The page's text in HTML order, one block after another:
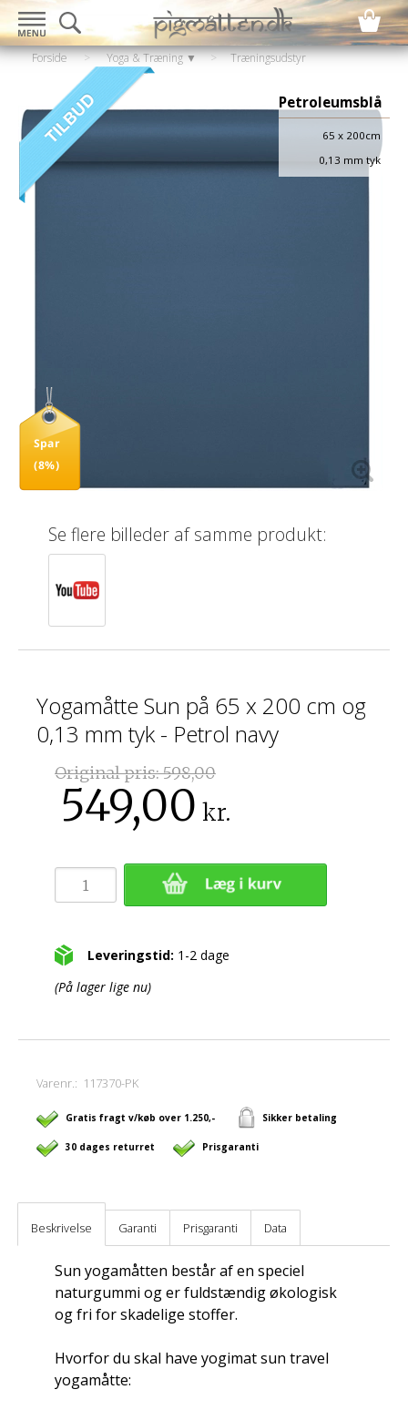
Forside > Yoga & Træning ▼ >
Træningsudstyr
Træningsmåtte
Petroleumsblå
65 x 200cm
0,13 mm tyk
Spar
(8%)
Se flere billeder af samme produkt:
Yogamåtte Sun på 65 x 200 cm og
0,13 mm tyk - Petrol navy
Original pris:598,00
549,00 kr.
Leveringstid: 1-2 dage
(På lager lige nu)
Varenr.: 117370-PK
Gratis fragt v/køb over 1.250,- Sikker betaling
30 dages returret Prisgaranti
Beskrivelse Garanti Prisgaranti Data
Sun yogamåtten består af en speciel
naturgummi og er fuldstændig økologisk
og fri for skadelige stoffer.
Hvorfor du skal have yogimat sun travel
yogamåtte: